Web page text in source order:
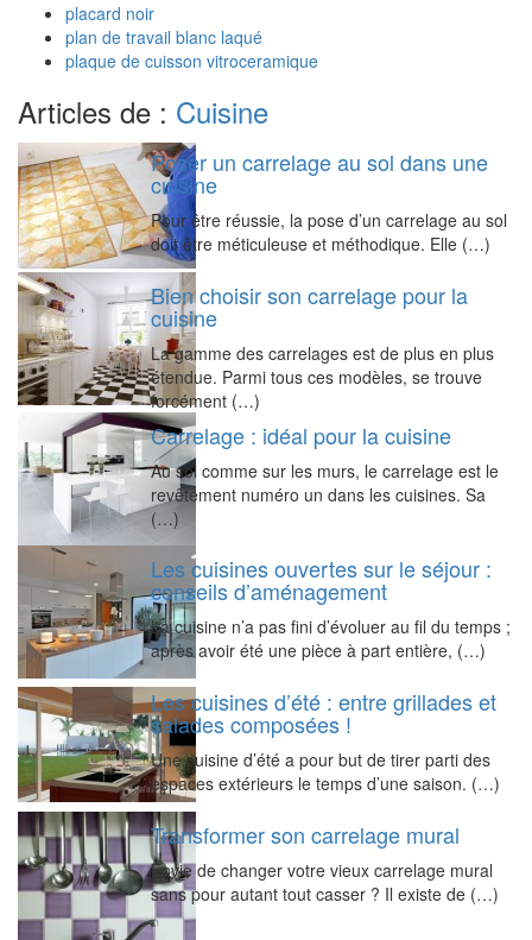
placard noir
plan de travail blanc laqué
plaque de cuisson vitroceramique
Articles de : Cuisine
Poser un carrelage au sol dans une
cuisine
Pour être réussie, la pose d’un carrelage au sol
doit être méticuleuse et méthodique. Elle (…)
Bien choisir son carrelage pour la
cuisine
La gamme des carrelages est de plus en plus
étendue. Parmi tous ces modèles, se trouve
forcément (…)
Carrelage : idéal pour la cuisine
Au sol comme sur les murs, le carrelage est le
revêtement numéro un dans les cuisines. Sa
(…)
Les cuisines ouvertes sur le séjour :
conseils d’aménagement
La cuisine n’a pas fini d’évoluer au fil du temps ;
après avoir été une pièce à part entière, (…)
Les cuisines d’été : entre grillades et
salades composées !
Une cuisine d’été a pour but de tirer parti des
espaces extérieurs le temps d’une saison. (…)
Transformer son carrelage mural
Envie de changer votre vieux carrelage mural
sans pour autant tout casser ? Il existe de (…)